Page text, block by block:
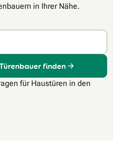
in Ihrer Nähe.
finden
für Haustüren in den